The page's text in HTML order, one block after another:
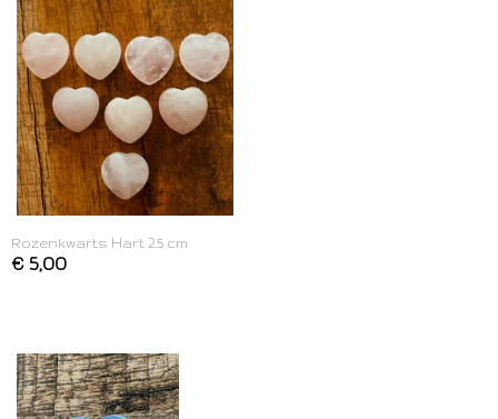
Rozenkwarts Hart 2.5 cm
€ 5,00